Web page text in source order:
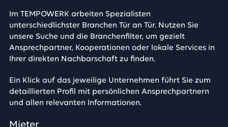
Im TEMPOWERK arbeiten Spezialisten
unterschiedlichster Branchen Tür an Tür. Nutzen Sie
unsere Suche und die Branchenfilter, um gezielt
Ansprechpartner, Kooperationen oder lokale Services in
Ihrer direkten Nachbarschaft zu finden.
Ein Klick auf das jeweilige Unternehmen führt Sie zum
detaillierten Profil mit persönlichen Ansprechpartnern
und allen relevanten Informationen.